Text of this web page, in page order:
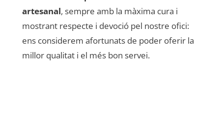
artesanal, sempre amb la màxima cura i
mostrant respecte i devoció pel nostre ofici:
ens considerem afortunats de poder oferir la
millor qualitat i el més bon servei.